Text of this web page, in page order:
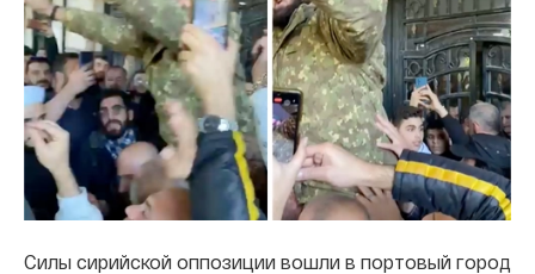
Силы сирийской оппозиции вошли в портовый город